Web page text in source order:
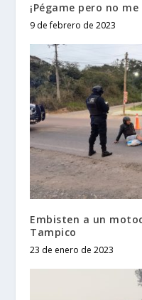
¡Pégame pero no me
9 de febrero de 2023
Embisten a un
Tampico
23 de enero de 2023